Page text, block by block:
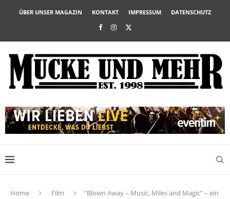
ÜBER UNSER MAGAZIN KONTAKT IMPRESSUM DATENSCHUTZ
Home Film
“Blown Away – Music, Miles and Magic” – ein